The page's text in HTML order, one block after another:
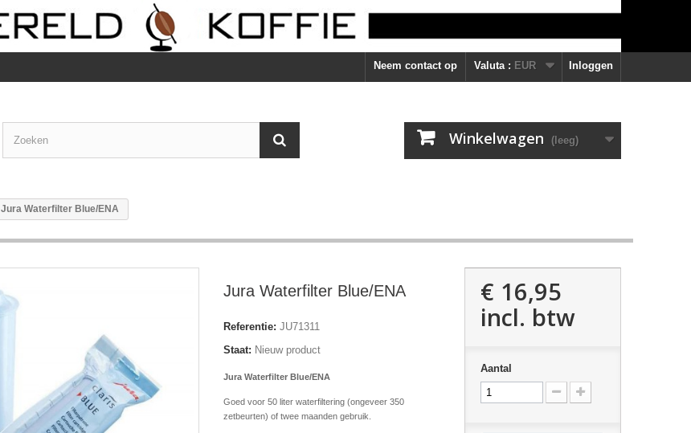
Inloggen
Valuta : EUR
Neem contact op
Winkelwagen (leeg)
Jura Waterfilter Blue/ENA
Jura Waterfilter Blue/ENA
Referentie: JU71311
Staat: Nieuw product
Jura Waterfilter Blue/ENA
Goed voor 50 liter waterfiltering (ongeveer 350
zetbeurten) of twee maanden gebruik.
€ 16,95
incl. btw
Aantal